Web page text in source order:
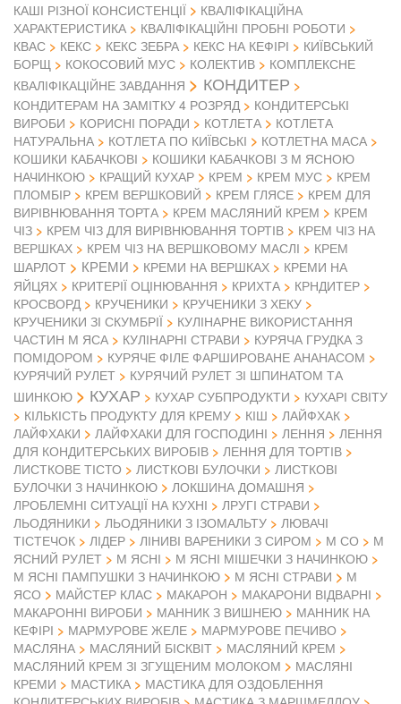
КАШІ РІЗНОЇ КОНСИСТЕНЦІЇ
КВАЛІФІКАЦІЙНА
ХАРАКТЕРИСТИКА
КВАЛІФІКАЦІЙНІ ПРОБНІ РОБОТИ
КВАС
КЕКС КЕКС ЗЕБРА КЕКС НА КЕФІРІ
КИЇВСЬКИЙ
БОРЩ
КОКОСОВИЙ МУС КОЛЕКТИВ
КОМПЛЕКСНЕ
КВАЛІФІКАЦІЙНЕ ЗАВДАННЯ
КОНДИТЕР
КОНДИТЕРАМ НА ЗАМІТКУ 4 РОЗРЯД
КОНДИТЕРСЬКІ
ВИРОБИ
КОРИСНІ ПОРАДИ КОТЛЕТА
КОТЛЕТА
НАТУРАЛЬНА
КОТЛЕТА ПО КИЇВСЬКІ
КОТЛЕТНА МАСА
КОШИКИ КАБАЧКОВІ
КОШИКИ КАБАЧКОВІ З М ЯСНОЮ
НАЧИНКОЮ
КРАЩИЙ КУХАР КРЕМ КРЕМ МУС
КРЕМ
ПЛОМБІР
КРЕМ ВЕРШКОВИЙ КРЕМ ГЛЯСЕ
КРЕМ ДЛЯ
ВИРІВНЮВАННЯ ТОРТА
КРЕМ МАСЛЯНИЙ КРЕМ
КРЕМ
ЧІЗ
КРЕМ ЧІЗ ДЛЯ ВИРІВНЮВАННЯ ТОРТІВ
КРЕМ ЧІЗ НА
ВЕРШКАХ
КРЕМ ЧІЗ НА ВЕРШКОВОМУ МАСЛІ
КРЕМ
ШАРЛОТ
КРЕМИ КРЕМИ НА ВЕРШКАХ
КРЕМИ НА
ЯЙЦЯХ
КРИТЕРІЇ ОЦІНЮВАННЯ КРИХТА
КРНДИТЕР
КРОСВОРД
КРУЧЕНИКИ
КРУЧЕНИКИ З ХЕКУ
КРУЧЕНИКИ ЗІ СКУМБРІЇ
КУЛІНАРНЕ ВИКОРИСТАННЯ
ЧАСТИН М ЯСА
КУЛІНАРНІ СТРАВИ
КУРЯЧА ГРУДКА З
ПОМІДОРОМ
КУРЯЧЕ ФІЛЕ ФАРШИРОВАНЕ АНАНАСОМ
КУРЯЧИЙ РУЛЕТ
КУРЯЧИЙ РУЛЕТ ЗІ ШПИНАТОМ ТА
ШИНКОЮ
КУХАР КУХАР СУБПРОДУКТИ
КУХАРІ СВІТУ
КІЛЬКІСТЬ ПРОДУКТУ ДЛЯ КРЕМУ
КІШ
ЛАЙФХАК
ЛАЙФХАКИ
ЛАЙФХАКИ ДЛЯ ГОСПОДИНІ ЛЕННЯ
ЛЕННЯ
ДЛЯ КОНДИТЕРСЬКИХ ВИРОБІВ
ЛЕННЯ ДЛЯ ТОРТІВ
ЛИСТКОВЕ ТІСТО
ЛИСТКОВІ БУЛОЧКИ
ЛИСТКОВІ
БУЛОЧКИ З НАЧИНКОЮ
ЛОКШИНА ДОМАШНЯ
ЛРОБЛЕМНІ СИТУАЦІЇ НА КУХНІ
ЛРУГІ СТРАВИ
ЛЬОДЯНИКИ
ЛЬОДЯНИКИ З ІЗОМАЛЬТУ
ЛЮВАЧІ
ТІСТЕЧОК
ЛІДЕР ЛІНИВІ ВАРЕНИКИ З СИРОМ М СО
М
ЯСНИЙ РУЛЕТ
М ЯСНІ
М ЯСНІ МІШЕЧКИ З НАЧИНКОЮ
М ЯСНІ ПАМПУШКИ З НАЧИНКОЮ
М ЯСНІ СТРАВИ
М
ЯСО
МАЙСТЕР КЛАС МАКАРОН
МАКАРОНИ ВІДВАРНІ
МАКАРОННІ ВИРОБИ
МАННИК З ВИШНЕЮ
МАННИК НА
КЕФІРІ
МАРМУРОВЕ ЖЕЛЕ
МАРМУРОВЕ ПЕЧИВО
МАСЛЯНА
МАСЛЯНИЙ БІСКВІТ
МАСЛЯНИЙ КРЕМ
МАСЛЯНИЙ КРЕМ ЗІ ЗГУЩЕНИМ МОЛОКОМ
МАСЛЯНІ
КРЕМИ
МАСТИКА
МАСТИКА ДЛЯ ОЗДОБЛЕННЯ